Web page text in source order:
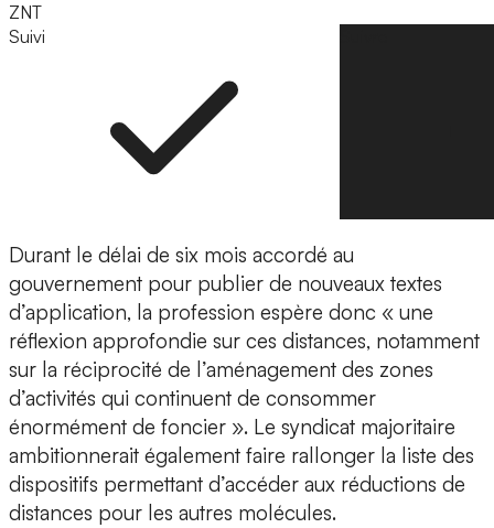
ZNT
Suivi
Durant le délai de six mois accordé au
gouvernement pour publier de nouveaux textes
d’application, la profession espère donc « une
réflexion approfondie sur ces distances, notamment
sur la réciprocité de l’aménagement des zones
d’activités qui continuent de consommer
énormément de foncier ». Le syndicat majoritaire
ambitionnerait également faire rallonger la liste des
dispositifs permettant d’accéder aux réductions de
distances pour les autres molécules.